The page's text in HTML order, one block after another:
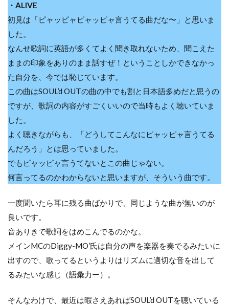
・ALIVE
初見は「ピャッピャピャッピャ言うてる曲だな〜」と思いま
した。
なんせ歌詞に英語が多くてよく聞き取れないため、聞こえた
ままの印象をありのまま話すぜ！ということしかできなかっ
た自分を、今では恥じています。
この曲はSOUL’d OUTの曲の中でも割と日本語多めだと思うの
ですが、歌詞の内容がすごくいいので当時もよく聴いていま
した。
よく聴きながらも、「どうしてこんなにピャッピャ言うてる
んだろう」とは思っていました。
でもピャッピャ言うてないとこの曲じゃない。
何言ってるのかわからないと思いますが、そういう曲です。
一度聞いたら耳に残る曲ばかりで、同じような曲が無いのが
良いです。
音ありきで歌詞をはめこんでるのかな。
メインMCのDiggy-MO’氏は自分の声を楽器を奏でるみたいに
出すので、歌ってるというよりはリズムに適切な音を出して
るみたいな感じ（語彙力ー）。
そんなわけで、最近は暇さえあればSOUL’d OUTを聴いている